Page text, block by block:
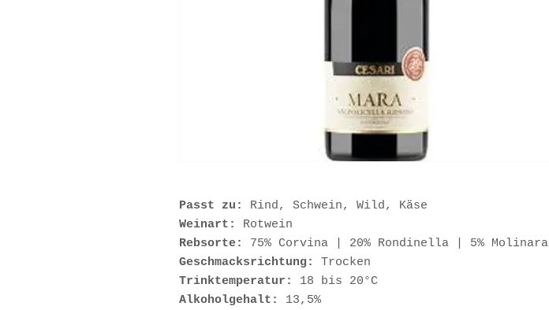
Passt zu:
Rind, Schwein, Wild, Käse
Weinart: Rotwein
Rebsorte:
75% Corvina | 20% Rondinella | 5% Molinara
Geschmacksrichtung:
Trocken
Trinktemperatur:
18 bis 20°C
Alkoholgehalt:
13,5%